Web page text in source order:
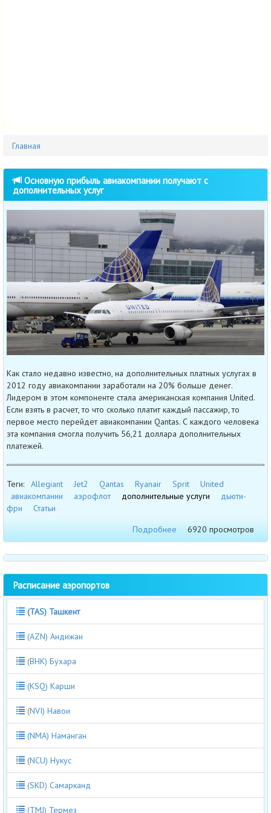
Главная
Основную прибыль авиакомпании получают с
дополнительных услуг
Как стало недавно известно, на дополнительных платных услугах в
2012 году авиакомпании заработали на 20% больше денег.
Лидером в этом компоненте стала американская компания United.
Если взять в расчет, то что сколько платит каждый пассажир, то
первое место перейдет авиакомпании Qantas. С каждого человека
эта компания смогла получить 56,21 доллара дополнительных
платежей.
Теги: Allegiant Jet2 Qantas Ryanair Sprit
United
авиакомпании
аэрофлот дополнительные услуги
дьюти-
фри
Статьи
Подробнее
6920 просмотров
Расписание аэропортов
(TAS) Ташкент
(AZN) Андижан
(BHK) Бухара
(KSQ) Карши
(NVI) Навои
(NMA) Наманган
(NCU) Нукус
(SKD) Самарканд
(TMJ) Термез